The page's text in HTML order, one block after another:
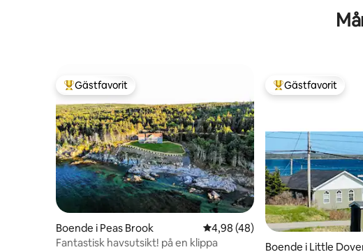
Populär gästfavorit
Gästfavorit
Boende i Peas Brook 4,98 av 5 i genomsnittligt betyg,
4,98 (48)
Fantastisk havsutsikt! på en klippa
Populär gästfavorit
Gästfavorit
Boende i Little